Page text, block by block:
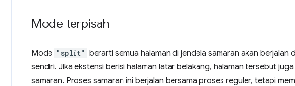
Mode terpisah
Mode "split" berarti semua halaman di jendela samaran akan berjalan
sendiri. Jika ekstensi berisi halaman latar belakang, halaman tersebut
samaran. Proses samaran ini berjalan bersama proses reguler, tetapi